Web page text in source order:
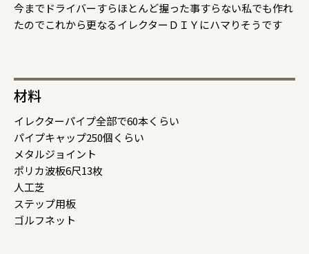
今までドライバーすらほとんど握った事すらない私でも作れ
たのでこれから更なるイレクターＤＩＹにハマりそうです
材料
イレクターパイプ全部で60本くらい
パイプキャップ250個くらい
メタルジョイント
ポリカ波板6尺13枚
人工芝
ステップ用板
ゴルフネット